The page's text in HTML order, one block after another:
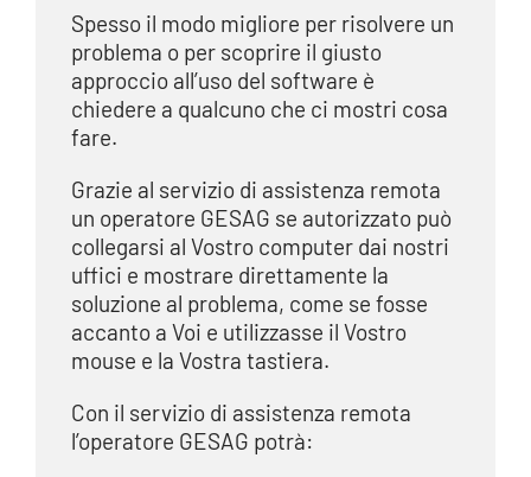
Spesso il modo migliore per risolvere un
problema o per scoprire il giusto
approccio all’uso del software è
chiedere a qualcuno che ci mostri cosa
fare.
Grazie al servizio di assistenza remota
un operatore GESAG se autorizzato può
collegarsi al Vostro computer dai nostri
uffici e mostrare direttamente la
soluzione al problema, come se fosse
accanto a Voi e utilizzasse il Vostro
mouse e la Vostra tastiera.
Con il servizio di assistenza remota
l’operatore GESAG potrà: